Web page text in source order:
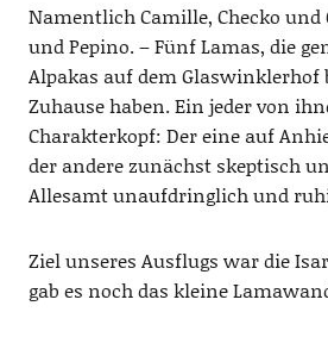
Namentlich Camille, Checko und
und Pepino. – Fünf Lamas, die
Alpakas auf dem Glaswinklerhof
Zuhause haben. Ein jeder von
Charakterkopf: Der eine auf
der andere zunächst skeptisch
Allesamt unaufdringlich und
Ziel unseres Ausflugs war die
gab es noch das kleine